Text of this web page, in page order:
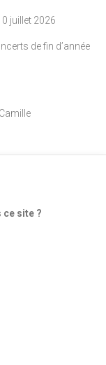
juillet 2026
de fin d’année
site ?